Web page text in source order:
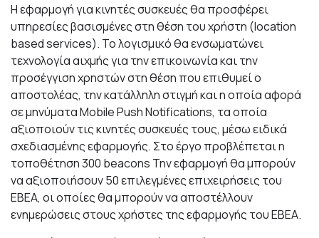
Η εφαρμογή για κινητές συσκευές θα προσφέρει
υπηρεσίες βασισμένες στη θέση του χρήστη (location
based services). Το λογισμικό θα ενσωματώνει
τεχνολογία αιχμής για την επικοινωνία και την
προσέγγιση χρηστών στη θέση που επιθυμεί ο
αποστολέας, την κατάλληλη στιγμή και η οποία αφορά
σε μηνύματα Mobile Push Notifications, τα οποία
αξιοποιούν τις κινητές συσκευές τους, μέσω ειδικά
σχεδιασμένης εφαρμογής. Στο έργο προβλέπεται η
τοποθέτηση 300 beacons Την εφαρμογή θα μπορούν
να αξιοποιήσουν 50 επιλεγμένες επιχειρήσεις του
ΕΒΕΑ, οι οποίες θα μπορούν να αποστέλλουν
ενημερώσεις στους χρήστες της εφαρμογής του ΕΒΕΑ.